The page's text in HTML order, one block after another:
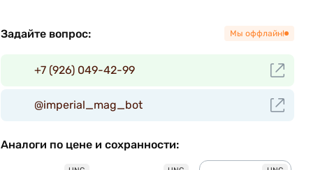
Задайте вопрос: Мы оффлайн!
+7 (926) 049-42-99
@imperial_mag_bot
Аналоги по цене и сохранности: